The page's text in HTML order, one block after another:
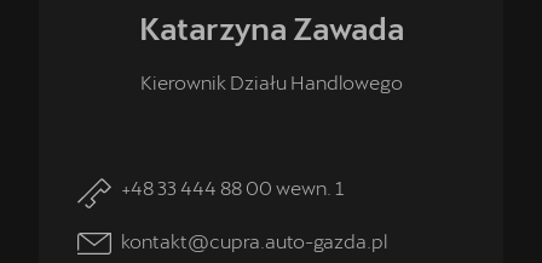
Katarzyna Zawada
Kierownik Działu Handlowego
+48 33 444 88 00 wewn. 1
kontakt@cupra.auto-gazda.pl